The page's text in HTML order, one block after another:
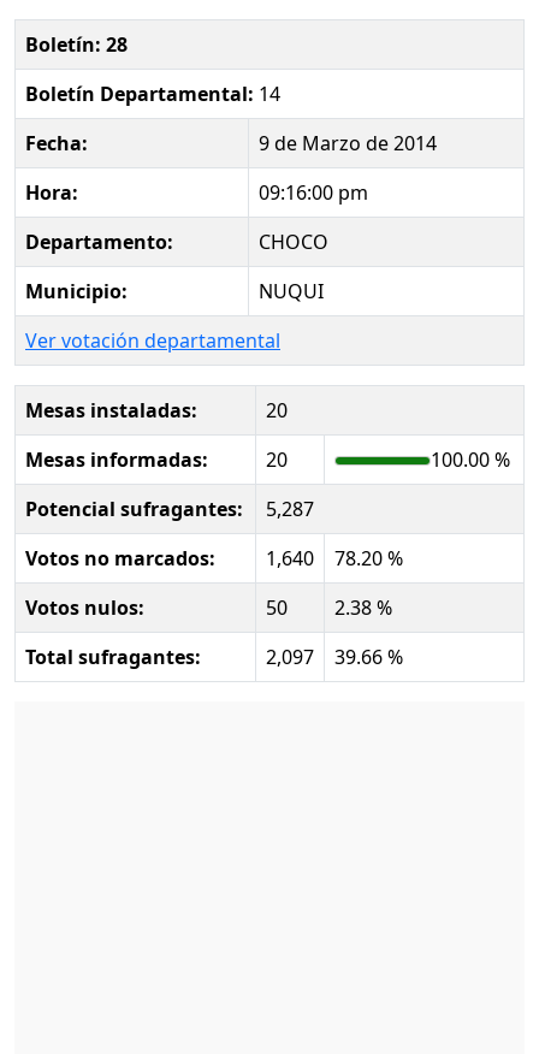
Boletín: 28
Boletín Departamental: 14
Fecha:
9 de Marzo de 2014
Hora:
09:16:00 pm
Departamento:
CHOCO
Municipio:
NUQUI
Ver votación departamental
Mesas instaladas:
20
Mesas informadas:
20
100.00 %
Potencial sufragantes:
5,287
Votos no marcados:
1,640
78.20 %
Votos nulos:
50
2.38 %
Total sufragantes:
2,097 39.66 %